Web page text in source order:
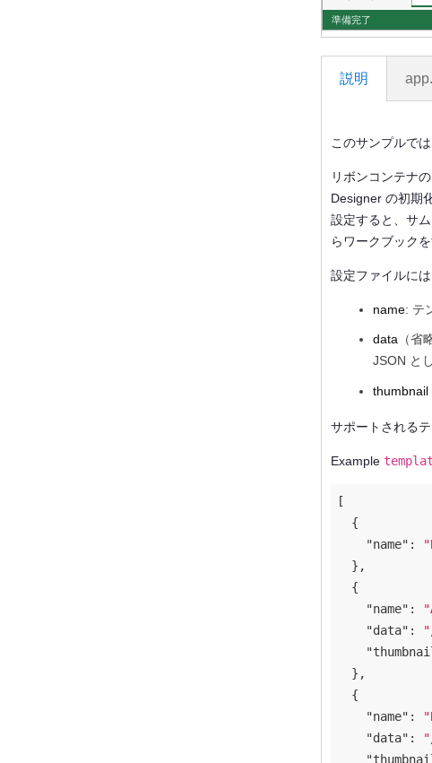
説明
このサンプルでは
リボンコンテナ
Designer の初期
設定すると、サ
らワークブック
設定ファイルに
name: テ
data （省
JSON と
thumbnail
サポートされる
Example
[
  {
"name" :
  },
  {
"name" :
"data" :
  },
  {
"name" :
"data" :